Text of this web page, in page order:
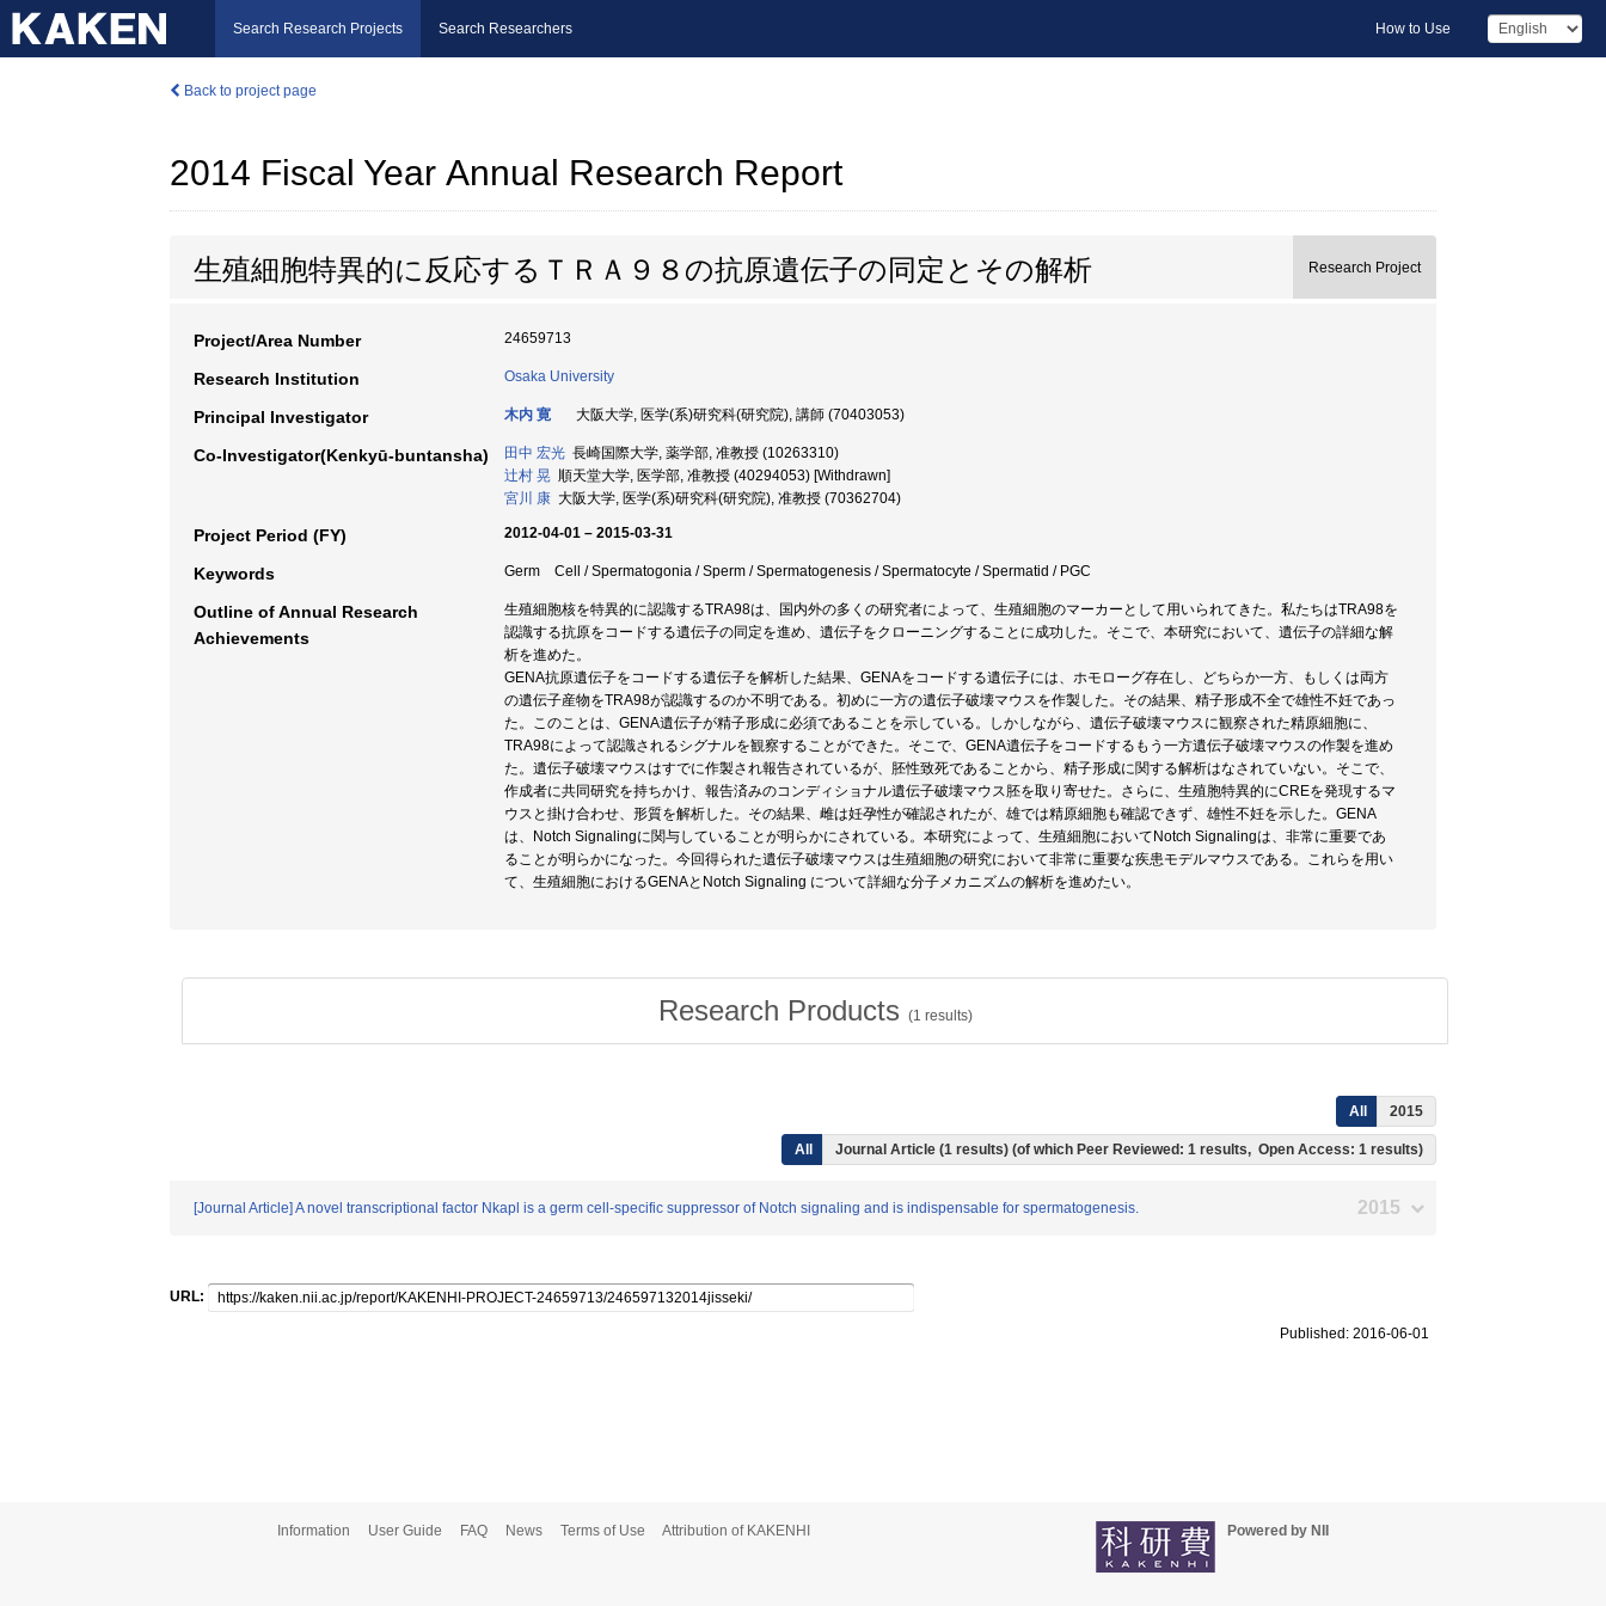
Search Research Projects Search Researchers How to Use
Back to project page
2014 Fiscal Year Annual Research Report
生殖細胞特異的に反応するＴＲＡ９８の抗原遺伝子の同定とその解析 Research Project
Project/Area Number 24659713
Research Institution Osaka University
Principal Investigator 木内 寛 大阪大学, 医学(系)研究科(研究院), 講師 (70403053)
Co-Investigator(Kenkyū-buntansha) 田中 宏光 長崎国際大学, 薬学部, 准教授 (10263310)
辻村 晃 順天堂大学, 医学部, 准教授 (40294053) [Withdrawn]
宮川 康 大阪大学, 医学(系)研究科(研究院), 准教授 (70362704)
Project Period (FY) 2012-04-01 – 2015-03-31
Keywords Germ Cell / Spermatogonia / Sperm / Spermatogenesis / Spermatocyte / Spermatid / PGC
Outline of Annual Research
Achievements
生殖細胞核を特異的に認識するTRA98は、国内外の多くの研究者によって、生殖細胞のマーカーとして用いられてきた。私たちはTRA98を
認識する抗原をコードする遺伝子の同定を進め、遺伝子をクローニングすることに成功した。そこで、本研究において、遺伝子の詳細な解
析を進めた。
GENA抗原遺伝子をコードする遺伝子を解析した結果、GENAをコードする遺伝子には、ホモローグ存在し、どちらか一方、もしくは両方
の遺伝子産物をTRA98が認識するのか不明である。初めに一方の遺伝子破壊マウスを作製した。その結果、精子形成不全で雄性不妊であっ
た。このことは、GENA遺伝子が精子形成に必須であることを示している。しかしながら、遺伝子破壊マウスに観察された精原細胞に、
TRA98によって認識されるシグナルを観察することができた。そこで、GENA遺伝子をコードするもう一方遺伝子破壊マウスの作製を進め
た。遺伝子破壊マウスはすでに作製され報告されているが、胚性致死であることから、精子形成に関する解析はなされていない。そこで、
作成者に共同研究を持ちかけ、報告済みのコンディショナル遺伝子破壊マウス胚を取り寄せた。さらに、生殖胞特異的にCREを発現するマ
ウスと掛け合わせ、形質を解析した。その結果、雌は妊孕性が確認されたが、雄では精原細胞も確認できず、雄性不妊を示した。GENA
は、Notch Signalingに関与していることが明らかにされている。本研究によって、生殖細胞においてNotch Signalingは、非常に重要であ
ることが明らかになった。今回得られた遺伝子破壊マウスは生殖細胞の研究において非常に重要な疾患モデルマウスである。これらを用い
て、生殖細胞におけるGENAとNotch Signaling について詳細な分子メカニズムの解析を進めたい。
Research Products (1 results)
All 2015
All Journal Article (1 results) (of which Peer Reviewed: 1 results, Open Access: 1 results)
[Journal Article] A novel transcriptional factor Nkapl is a germ cell-specific suppressor of Notch signaling and is indispensable for spermatogenesis. 2015
URL:
Published: 2016-06-01
Information User Guide FAQ News Terms of Use Attribution of KAKENHI Powered by NII